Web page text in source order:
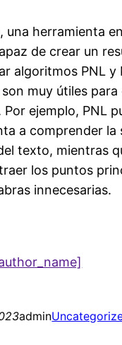
una herramienta
de crear un
algoritmos PNL y
son muy útiles para
Por ejemplo, PNL
a comprender la
texto, mientras
los puntos
innecesarias.
admin